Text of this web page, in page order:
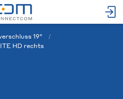
19"
HD rechts